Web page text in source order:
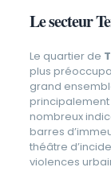
Le secteur
Le quartier de
plus
grand
nombreux
barres
théâtre
violences